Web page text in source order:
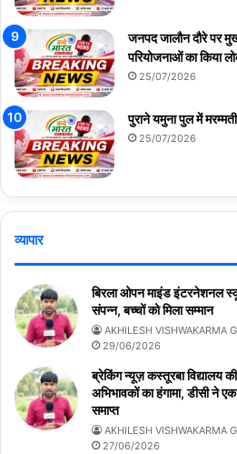
जनपद जालौन दौरे पर
परियोजनाओं का किया
25/07/2026
पुराने यमुना पुल में
25/07/2026
व्यापार
बिरला ओपन माइंड इंटरनेशनल
संपन्न, बच्चों को मिला सम्मान
AKHILESH VISHWAKARMA
29/06/2026
ब्रेकिंग न्यूज़ कस्तूरबा विद्यालय
अभिभावकों का हंगामा, डीसी ने
समाप्त
AKHILESH VISHWAKARMA
27/06/2026